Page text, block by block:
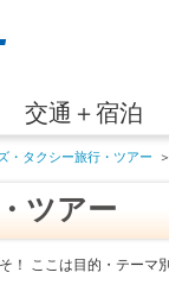
交通＋宿泊
・タクシー旅行・ツアー
ツアー
！ ここは目的・テー